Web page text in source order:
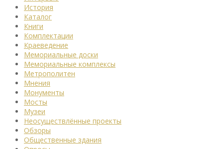
История
Каталог
Книги
Комплектации
Краеведение
Мемориальные доски
Мемориальные комплексы
Метрополитен
Мнения
Монументы
Мосты
Музеи
Неосуществлённые проекты
Обзоры
Общественные здания